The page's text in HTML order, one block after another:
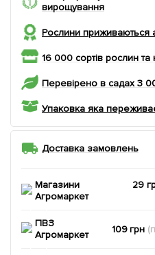
вирощування
Рослини приживаються
16 000 сортів рослин
Перевірено в садах 3
Упаковка яка
Доставка замовлень
Магазини
Агромаркет
29
ПВЗ
Агромаркет
109 грн